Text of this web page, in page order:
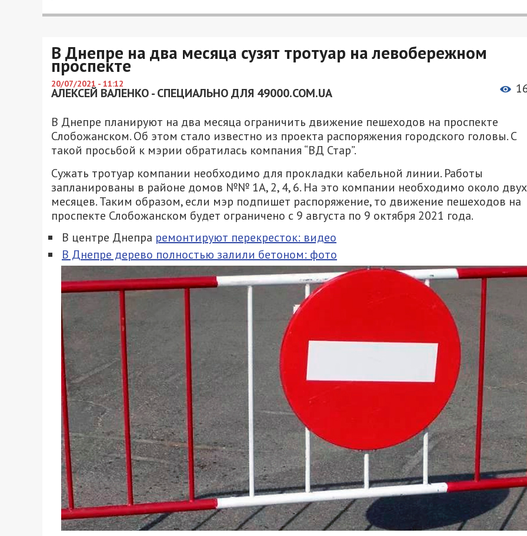
В Днепре на два месяца сузят тротуар на левобережном
проспекте
20/07/2021 - 11:12
АЛЕКСЕЙ ВАЛЕНКО - СПЕЦИАЛЬНО ДЛЯ 49000.COM.UA
В Днепре планируют на два месяца ограничить движение пешеходов на проспекте
Слобожанском. Об этом стало известно из проекта распоряжения городского головы. С
такой просьбой к мэрии обратилась компания “ВД Стар”.
Сужать тротуар компании необходимо для прокладки кабельной линии. Работы
запланированы в районе домов №№ 1А, 2, 4, 6. На это компании необходимо около двух
месяцев. Таким образом, если мэр подпишет распоряжение, то движение пешеходов на
проспекте Слобожанском будет ограничено с 9 августа по 9 октября 2021 года.
В центре Днепра ремонтируют перекресток: видео
В Днепре дерево полностью залили бетоном: фото